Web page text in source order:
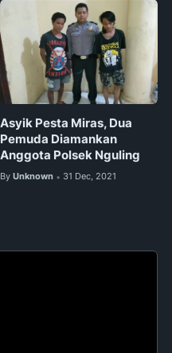
Asyik Pesta Miras, Dua
Pemuda Diamankan
Anggota Polsek Nguling
By Unknown • 31 Dec, 2021